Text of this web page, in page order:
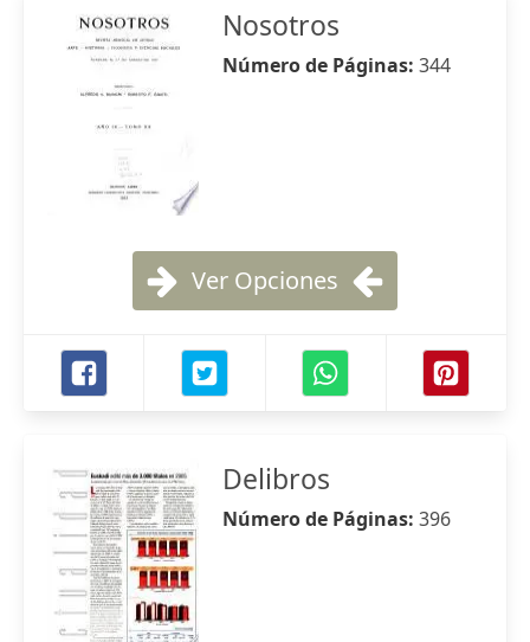
Nosotros
Número de Páginas: 344
Ver Opciones
Delibros
Número de Páginas: 396